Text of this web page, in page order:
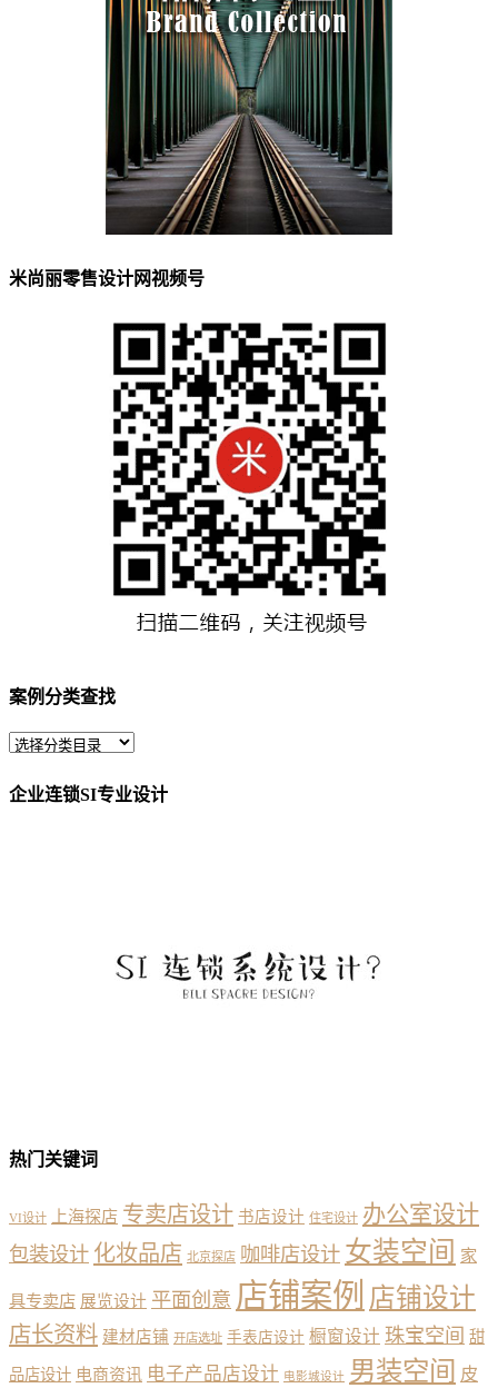
米尚丽零售设计网视频号
案例分类查找
企业连锁SI专业设计
热门关键词
VI设计 上海探店 专卖店设计 书店设计 住宅设计 办公室设计
包装设计 化妆品店 北京探店 咖啡店设计 女装空间 家
具专卖店 展览设计 平面创意 店铺案例 店铺设计
店长资料 建材店铺 开店选址 手表店设计 橱窗设计 珠宝空间 甜
品店设计 电商资讯 电子产品店设计 电影城设计 男装空间 皮